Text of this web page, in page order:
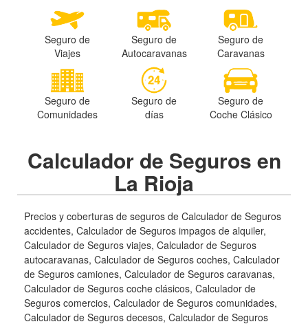
Seguro de
Viajes
Seguro de
Autocaravanas
Seguro de
Caravanas
Seguro de
Comunidades
Seguro de
días
Seguro de
Coche Clásico
Calculador de Seguros en
La Rioja
Precios y coberturas de seguros de Calculador de Seguros
accidentes, Calculador de Seguros impagos de alquiler,
Calculador de Seguros viajes, Calculador de Seguros
autocaravanas, Calculador de Seguros coches, Calculador
de Seguros camiones, Calculador de Seguros caravanas,
Calculador de Seguros coche clásicos, Calculador de
Seguros comercios, Calculador de Seguros comunidades,
Calculador de Seguros decesos, Calculador de Seguros